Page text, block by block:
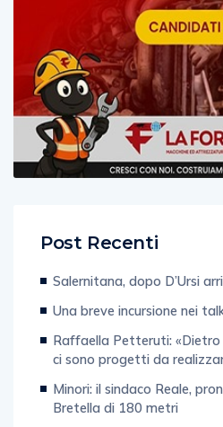
Post Recenti
Salernitana, dopo D’Ursi
Una breve incursione nei
Raffaella Petteruti:
ci sono progetti da
Minori: il sindaco Reale,
Bretella di 180 metri